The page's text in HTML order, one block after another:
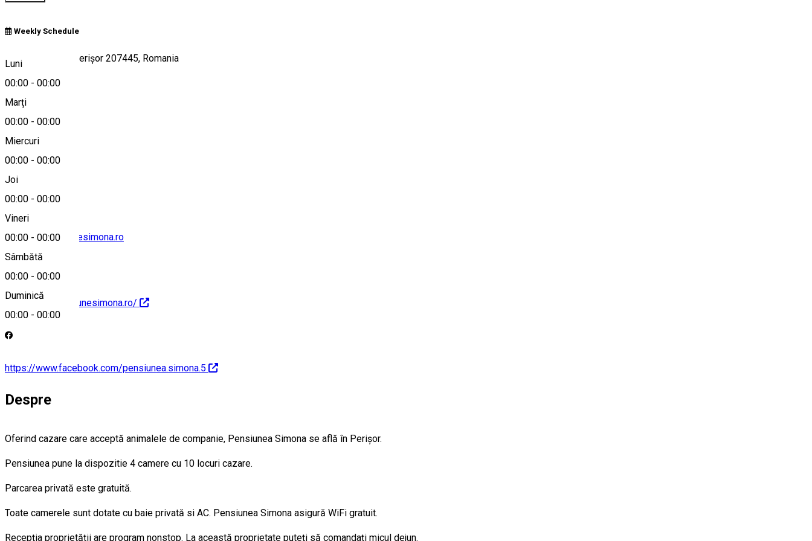
Weekly Schedule
Luni
00:00 - 00:00
Marți
00:00 - 00:00
Miercuri
00:00 - 00:00
Joi
00:00 - 00:00
Vineri
00:00 - 00:00
Sâmbătă
00:00 - 00:00
Duminică
00:00 - 00:00
Aleea 1 Florilor, Perișor 207445, Romania
Hartă
contact@pensiunesimona.ro
http://www.pensiunesimona.ro/
https://www.facebook.com/pensiunea.simona.5
Despre
Oferind cazare care acceptă animalele de companie, Pensiunea Simona se află în Perișor.
Pensiunea pune la dispozitie 4 camere cu 10 locuri cazare.
Parcarea privată este gratuită.
Toate camerele sunt dotate cu baie privată si AC. Pensiunea Simona asigură WiFi gratuit.
Recepția proprietății are program nonstop. La această proprietate puteți să comandați micul dejun.